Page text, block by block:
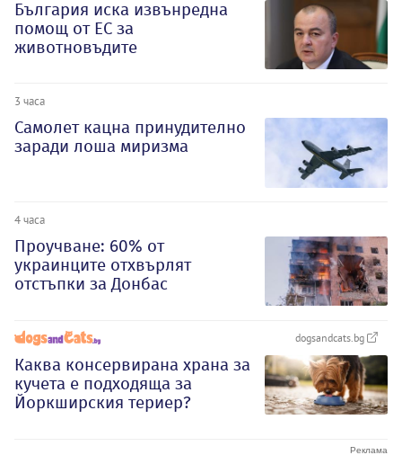
България иска извънредна
помощ от ЕС за
животновъдите
3 часа
Самолет кацна принудително
заради лоша миризма
4 часа
Проучване: 60% от
украинците отхвърлят
отстъпки за Донбас
dogsandcats.bg
Каква консервирана храна за
кучета е подходяща за
Йоркширския териер?